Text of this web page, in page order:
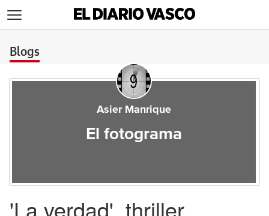
Blogs
Asier Manrique
El fotograma
'La verdad', thriller